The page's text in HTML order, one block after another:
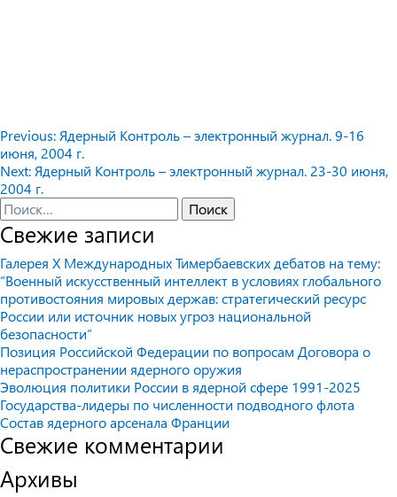
Навигация
по
записям
Previous: Ядерный Контроль – электронный журнал. 9-16
июня, 2004 г.
Next: Ядерный Контроль – электронный журнал. 23-30 июня,
2004 г.
Найти:
Свежие записи
Галерея X Международных Тимербаевских дебатов на тему:
“Военный искусственный интеллект в условиях глобального
противостояния мировых держав: стратегический ресурс
России или источник новых угроз национальной
безопасности”
Позиция Российской Федерации по вопросам Договора о
нераспространении ядерного оружия
Эволюция политики России в ядерной сфере 1991-2025
Государства-лидеры по численности подводного флота
Состав ядерного арсенала Франции
Свежие комментарии
Архивы